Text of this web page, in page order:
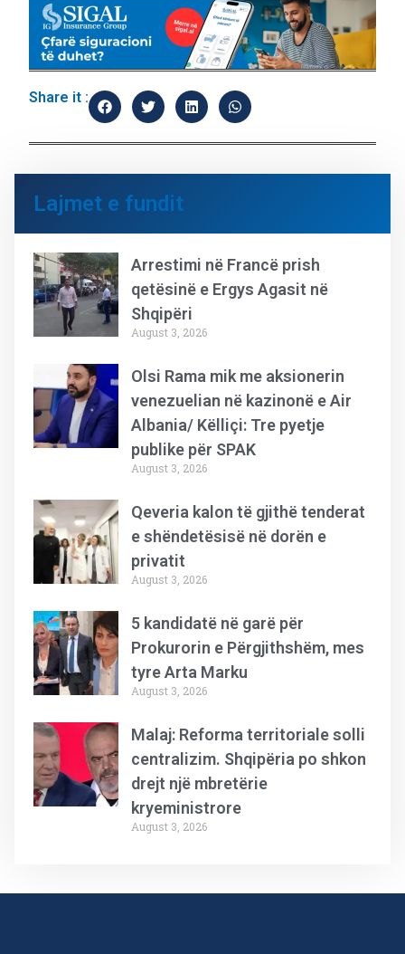
Share it :
Lajmet e fundit
Arrestimi në Francë prish
qetësinë e Ergys Agasit në
Shqipëri
August 3, 2026
Olsi Rama mik me aksionerin
venezuelian në kazinonë e Air
Albania/ Këlliçi: Tre pyetje
publike për SPAK
August 3, 2026
Qeveria kalon të gjithë tenderat
e shëndetësisë në dorën e
privatit
August 3, 2026
5 kandidatë në garë për
Prokurorin e Përgjithshëm, mes
tyre Arta Marku
August 3, 2026
Malaj: Reforma territoriale solli
centralizim. Shqipëria po shkon
drejt një mbretërie
kryeministrore
August 3, 2026